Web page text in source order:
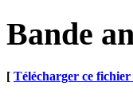
Bande
[ Télécharger ce